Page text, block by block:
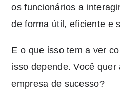
os funcionários a
de forma útil, eficiente e
E o que isso tem a ver
isso depende. Você quer
empresa de sucesso?